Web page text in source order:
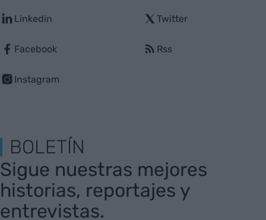
Linkedin
Facebook
Instagram
Twitter
Rss
BOLETÍN
Sigue nuestras mejores
historias, reportajes y
entrevistas.